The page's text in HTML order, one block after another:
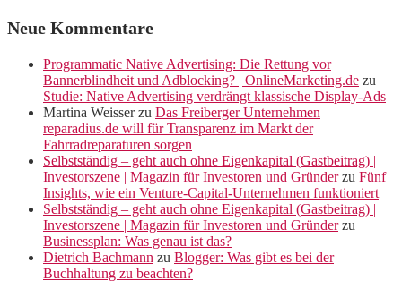
Neue Kommentare
Programmatic Native Advertising: Die Rettung vor
Bannerblindheit und Adblocking? | OnlineMarketing.de zu
Studie: Native Advertising verdrängt klassische Display-Ads
Martina Weisserzu Das Freiberger Unternehmen
reparadius.de will für Transparenz im Markt der
Fahrradreparaturen sorgen
Selbstständig – geht auch ohne Eigenkapital (Gastbeitrag) |
Investorszene | Magazin für Investoren und Gründerzu Fünf
Insights, wie ein Venture-Capital-Unternehmen funktioniert
Selbstständig – geht auch ohne Eigenkapital (Gastbeitrag) |
Investorszene | Magazin für Investoren und Gründerzu
Businessplan: Was genau ist das?
Dietrich Bachmann zu Blogger: Was gibt es bei der
Buchhaltung zu beachten?